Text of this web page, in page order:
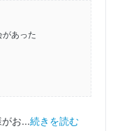
あった
お...続きを読む